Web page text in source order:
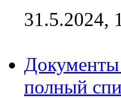
31.5.2024,
Документы
полный